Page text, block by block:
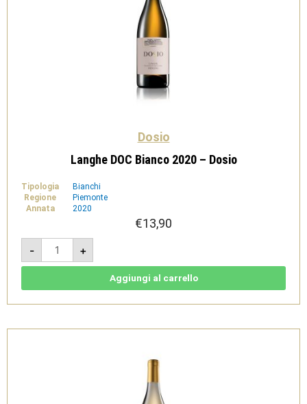
Dosio
Langhe DOC Bianco 2020 – Dosio
Tipologia
Bianchi
Regione
Piemonte
Annata
2020
€13,90
-
Langhe
DOC
Bianco
2020
+
Aggiungi al carrello